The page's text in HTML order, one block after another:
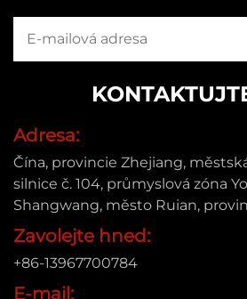
Adresa:
Čína, provincie Zhejiang,
silnice č. 104, průmyslová zóna
Shangwang, město Ruian,
Zavolejte hned:
+86-13967700784
E-mail: